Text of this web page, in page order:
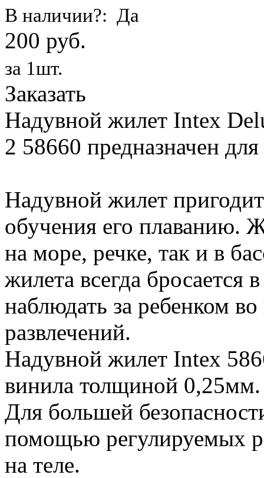
В наличии?: Да
200 руб.
за 1шт.
Заказать
Надувной жилет Intex
2 58660 предназначен
Надувной жилет
обучения его плаванию.
на море, речке, так и в
жилета всегда бросается
наблюдать за ребенком
развлечений.
Надувной жилет Intex
винила толщиной 0,25мм.
Для большей
помощью регулируемых
на теле.